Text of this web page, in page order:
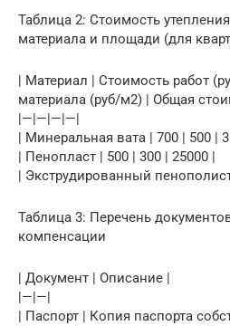
Таблица 2: Стоимость
материала и площади (для
| Материал | Стоимость работ
материала (руб/м2) | Общая
|—|—|—|—|
| Минеральная вата | 700 | 500 |
| Пенопласт | 500 | 300 | 25000 |
| Экструдированный
Таблица 3: Перечень
компенсации
| Документ | Описание |
|—|—|
| Паспорт | Копия паспорта